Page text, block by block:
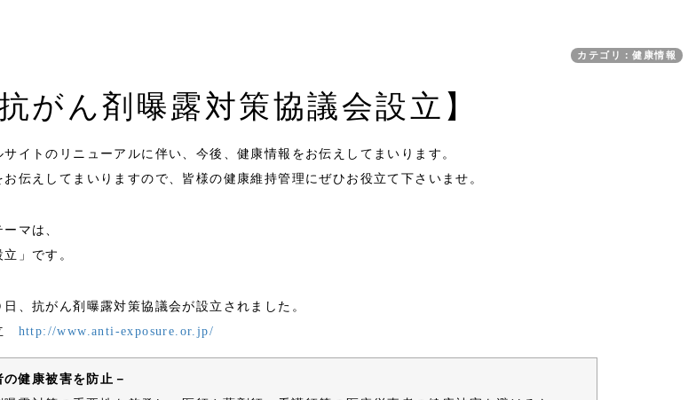
カテゴリ：健康情報
ん剤曝露対策協議会設立】
イトのリニューアルに伴い、今後、健康情報をお伝えしてまいります。
伝えしてまいりますので、皆様の健康維持管理にぜひお役立て下さいませ。
マは、
」です。
、抗がん剤曝露対策協議会が設立されました。
http://www.anti-exposure.or.jp/
の健康被害を防止－